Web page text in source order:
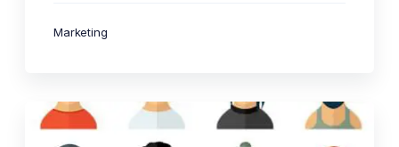
Marketing